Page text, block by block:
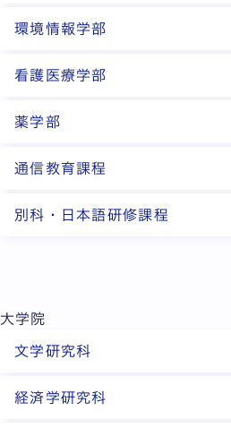
環境情報学部
看護医療学部
薬学部
通信教育課程
別科・日本語研修課程
大学院
文学研究科
経済学研究科